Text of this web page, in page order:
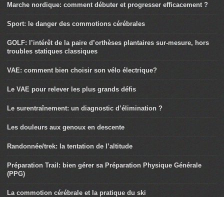
Marche nordique: comment débuter et progresser efficacement ?
Sport: le danger des commotions cérébrales
GOLF: l’intérêt de la paire d’orthèses plantaires sur-mesure, hors
troubles statiques classiques
VAE: comment bien choisir son vélo électrique?
Le VAE pour relever les plus grands défis
Le surentraînement: un diagnostic d’élimination ?
Les douleurs aux genoux en descente
Randonnée/trek: la tentation de l’altitude
Préparation Trail: bien gérer sa Préparation Physique Générale
(PPG)
La commotion cérébrale et la pratique du ski